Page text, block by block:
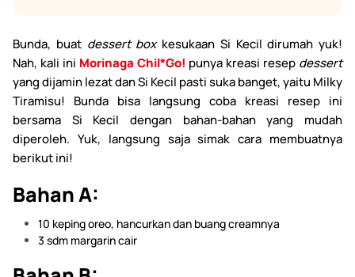
Bunda, buat dessert boxkesukaan Si Kecil dirumah yuk!
Nah, kali ini Morinaga Chil*Go! punya kreasi resep dessert
yang dijamin lezat dan Si Kecil pasti suka banget, yaitu Milky
Tiramisu! Bunda bisa langsung coba kreasi resep ini
bersama Si Kecil dengan bahan-bahan yang mudah
diperoleh. Yuk, langsung saja simak cara membuatnya
berikut ini!
Bahan A:
10 keping oreo, hancurkan dan buang creamnya
3 sdm margarin cair